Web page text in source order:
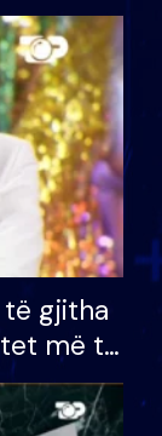
letër
të gjitha
më të
Do më